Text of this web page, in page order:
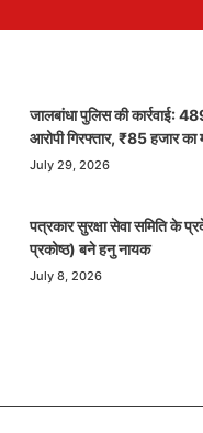
जालबांधा पुलिस की कार्रवाई:
आरोपी गिरफ्तार, ₹85 हजार
July 29, 2026
पत्रकार सुरक्षा सेवा समिति के
प्रकोष्ठ) बने हनु नायक
July 8, 2026